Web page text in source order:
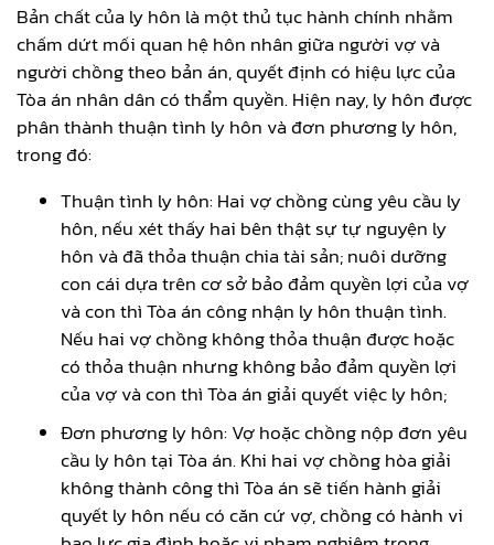
Bản chất của ly hôn là một thủ tục hành chính nhằm
chấm dứt mối quan hệ hôn nhân giữa người vợ và
người chồng theo bản án, quyết định có hiệu lực của
Tòa án nhân dân có thẩm quyền. Hiện nay, ly hôn được
phân thành thuận tình ly hôn và đơn phương ly hôn,
trong đó:
Thuận tình ly hôn: Hai vợ chồng cùng yêu cầu ly
hôn, nếu xét thấy hai bên thật sự tự nguyện ly
hôn và đã thỏa thuận chia tài sản; nuôi dưỡng
con cái dựa trên cơ sở bảo đảm quyền lợi của vợ
và con thì Tòa án công nhận ly hôn thuận tình.
Nếu hai vợ chồng không thỏa thuận được hoặc
có thỏa thuận nhưng không bảo đảm quyền lợi
của vợ và con thì Tòa án giải quyết việc ly hôn;
Đơn phương ly hôn: Vợ hoặc chồng nộp đơn yêu
cầu ly hôn tại Tòa án. Khi hai vợ chồng hòa giải
không thành công thì Tòa án sẽ tiến hành giải
quyết ly hôn nếu có căn cứ vợ, chồng có hành vi